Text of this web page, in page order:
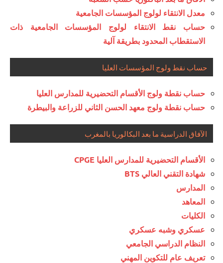
معدل الانتقاء لولوج المؤسسات الجامعية
حساب نقط الانتقاء لولوج المؤسسات الجامعية ذات
الاستقطاب المحدود بطريقة آلية
حساب نقط ولوج المؤسسات العليا
حساب نقطة ولوج الأقسام التحضيرية للمدارس العليا
حساب نقطة ولوج معهد الحسن الثاني للزراعة والبيطرة
الآفاق الدراسية ما بعد البكالوريا بالمغرب
الأقسام التحضيرية للمدارس العليا CPGE
شهادة التقني العالي BTS
المدارس
المعاهد
الكليات
عسكري وشبه عسكري
النظام الدراسي الجامعي
تعريف عام للتكوين المهني